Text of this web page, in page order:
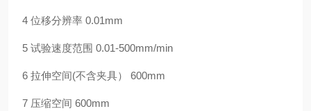
4 位移分辨率 0.01mm
5 试验速度范围 0.01-500mm/min
6 拉伸空间(不含夹具） 600mm
7 压缩空间 600mm